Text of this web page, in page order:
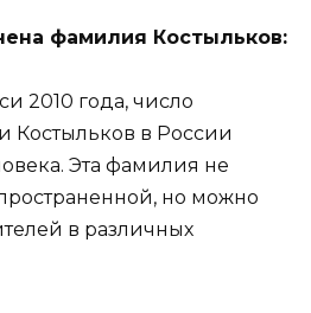
фамилия Костыльков:
2010 года, число
Костыльков в России
Эта фамилия не
но можно
в различных